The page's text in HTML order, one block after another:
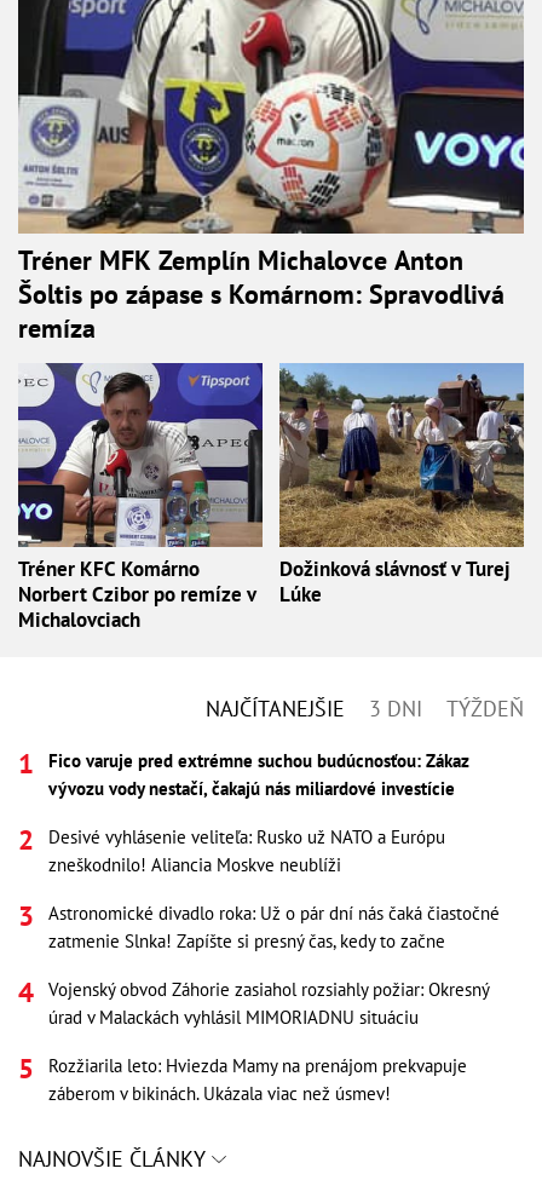
Tréner MFK Zemplín Michalovce Anton
Šoltis po zápase s Komárnom: Spravodlivá
remíza
Tréner KFC Komárno
Norbert Czibor po remíze v
Michalovciach
Dožinková slávnosť v Turej
Lúke
NAJČÍTANEJŠIE 3 DNI TÝŽDEŇ
Fico varuje pred extrémne suchou budúcnosťou: Zákaz
vývozu vody nestačí, čakajú nás miliardové investície
Desivé vyhlásenie veliteľa: Rusko už NATO a Európu
zneškodnilo! Aliancia Moskve neublíži
Astronomické divadlo roka: Už o pár dní nás čaká čiastočné
zatmenie Slnka! Zapíšte si presný čas, kedy to začne
Vojenský obvod Záhorie zasiahol rozsiahly požiar: Okresný
úrad v Malackách vyhlásil MIMORIADNU situáciu
Rozžiarila leto: Hviezda Mamy na prenájom prekvapuje
záberom v bikinách. Ukázala viac než úsmev!
NAJNOVŠIE ČLÁNKY